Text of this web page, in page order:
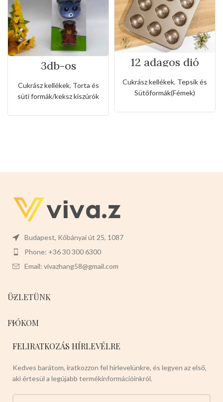
3db-os
kiszúró készlet
nyuszi és maci
alakkal
Cukrász kellékek, Torta és
süti formák/keksz kiszúrók
12 adagos dió
formájú tepsi
Cukrász kellékek, Tepsik és
Sütőformák(Fémek)
Budapest, Kőbányai út 25, 1087
Phone: +36 30 300 6300
Email: vivazhang58@gmail.com
ÜZLETÜNK
FIÓKOM
FELIRATKOZÁS HÍRLEVÉLRE
Kedves barátom, iratkozzon fel hírlevelünkre, és legyen az első,
aki értesül a legújabb termékinformációinkról.